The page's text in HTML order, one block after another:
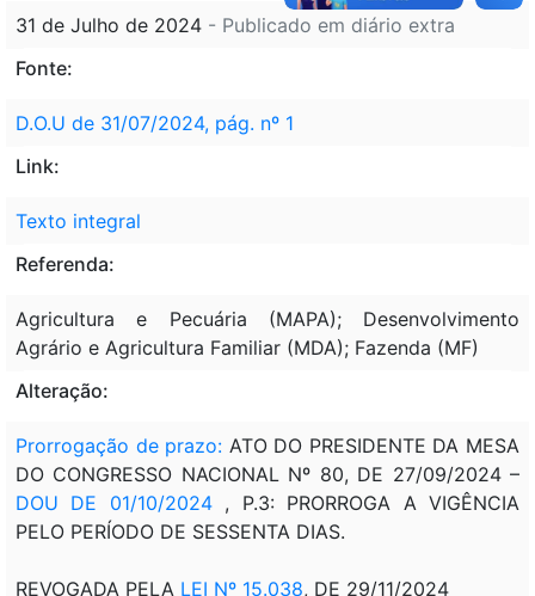
31 de Julho de 2024 - Publicado em diário extra
Fonte:
D.O.U de 31/07/2024, pág. nº 1
Link:
Texto integral
Referenda:
Agricultura e Pecuária (MAPA); Desenvolvimento
Agrário e Agricultura Familiar (MDA); Fazenda (MF)
Alteração:
Prorrogação de prazo: ATO DO PRESIDENTE DA MESA
DO CONGRESSO NACIONAL Nº 80, DE 27/09/2024 –
DOU DE 01/10/2024, P.3: PRORROGA A VIGÊNCIA
PELO PERÍODO DE SESSENTA DIAS.
REVOGADA PELA LEI Nº 15.038, DE 29/11/2024